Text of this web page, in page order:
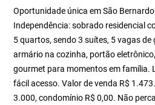
Oportunidade única em São
Independência: sobrado residencial
5 quartos, sendo 3 suítes, 5 vagas
armário na cozinha, portão
gourmet para momentos em família.
fácil acesso. Valor de venda R$
3.000, condomínio R$ 0,00. Não